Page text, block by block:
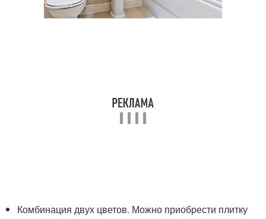
Комбинация двух цветов. Можно приобрести плитку